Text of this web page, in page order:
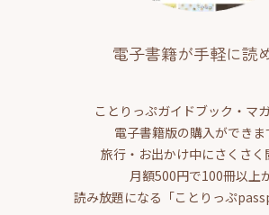
電子書籍が手軽に読
ことりっぷガイドブック・マ
電子書籍版の購入ができま
旅行・お出かけ中にさくさ
月額500円で100冊以上
読み放題になる「ことりっぷ